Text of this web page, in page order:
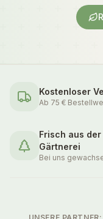
Kostenloser
Ab 75 €
Frisch aus der
Gärtnerei
Bei uns